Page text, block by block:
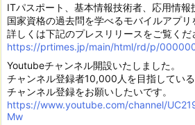
ITパスポート、基本情報技術者、応用情報
国家資格の過去問を学べるモバイルアプリ
詳しくは下記のプレスリリースをご覧くだ
https://prtimes.jp/main/html/rd/p/
Youtubeチャンネル開設いたしました。
チャンネル登録者10,000人を目指してい
チャンネル登録をお願いしたいです。
https://www.youtube.com/channel/
Mw